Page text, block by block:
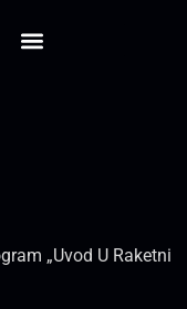
„Uvod U Raketni